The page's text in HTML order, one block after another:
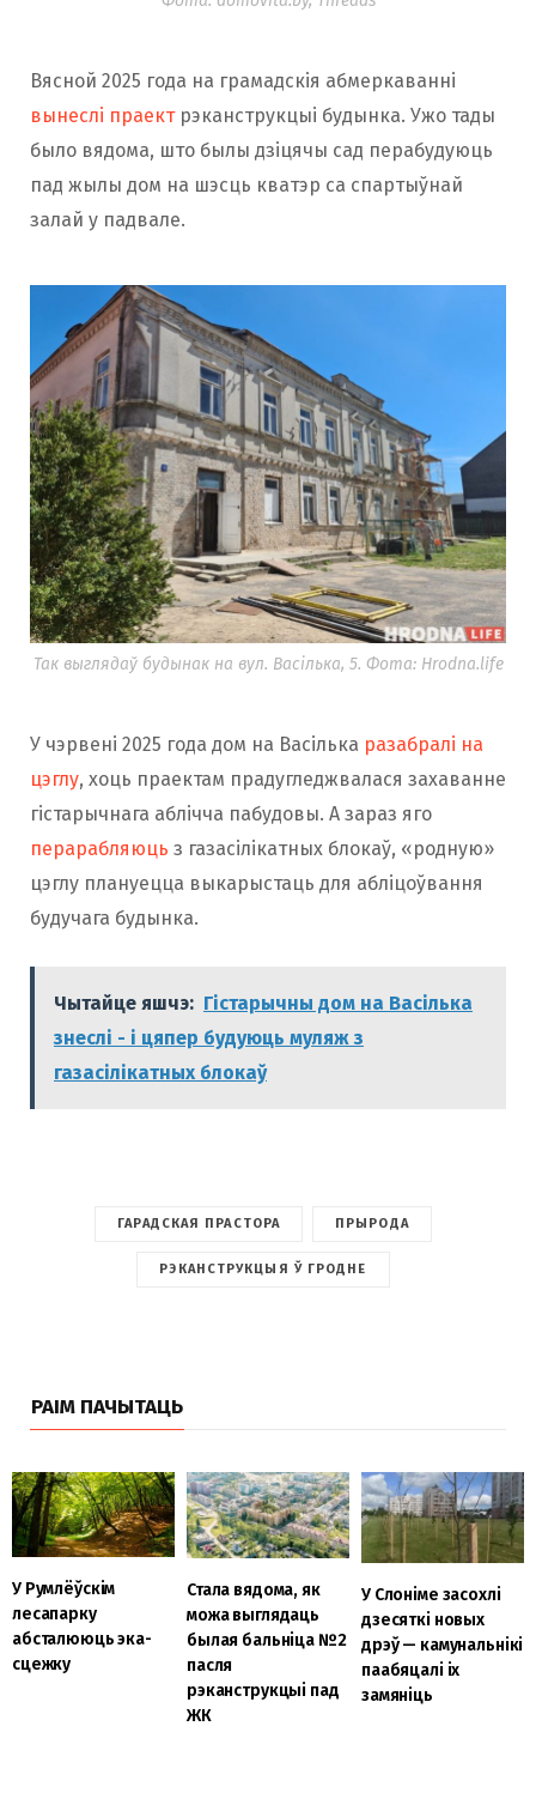
Вясной 2025 года на грамадскія абмеркаванні
вынеслі праектрэканструкцыі будынка. Ужо тады
было вядома, што былы дзіцячы сад перабудуюць
пад жылы дом на шэсць кватэр са спартыўнай
залай у падвале.
Так выглядаў будынак на вул. Васілька, 5. Фота: Hrodna.life
У чэрвені 2025 года дом на Васілька разабралі на
цэглу, хоць праектам прадугледжвалася захаванне
гістарычнага аблічча пабудовы. А зараз яго
перарабляюць з газасілікатных блокаў, «родную»
цэглу плануецца выкарыстаць для абліцоўвання
будучага будынка.
Чытайце яшчэ: Гістарычны дом на Васілька
знеслі - і цяпер будуюць муляж з
газасілікатных блокаў
ГАРАДСКАЯ ПРАСТОРА ПРЫРОДА
РЭКАНСТРУКЦЫЯ Ў ГРОДНЕ
РАІМ ПАЧЫТАЦЬ
У Румлёўскім
лесапарку
абсталююць эка-
сцежку
Стала вядома, як
можа выглядаць
былая бальніца №2
пасля
рэканструкцыі пад
ЖК
У Слоніме засохлі
дзесяткі новых
дрэў — камунальнікі
паабяцалі іх
замяніць